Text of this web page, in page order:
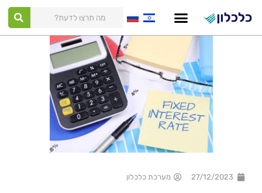
לתוכן
27/12/2023 מערכת כלכלון